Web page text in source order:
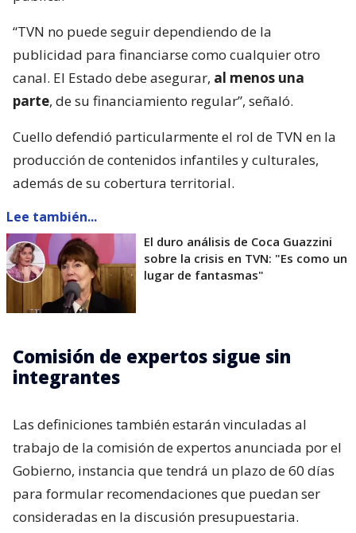
“TVN no puede seguir dependiendo de la
publicidad para financiarse como cualquier otro
canal. El Estado debe asegurar, al menos una
parte, de su financiamiento regular”, señaló.
Cuello defendió particularmente el rol de TVN en la
producción de contenidos infantiles y culturales,
además de su cobertura territorial.
Lee también...
El duro análisis de Coca Guazzini
sobre la crisis en TVN: "Es como un
lugar de fantasmas"
Comisión de expertos sigue sin
integrantes
Las definiciones también estarán vinculadas al
trabajo de la comisión de expertos anunciada por el
Gobierno, instancia que tendrá un plazo de 60 días
para formular recomendaciones que puedan ser
consideradas en la discusión presupuestaria.